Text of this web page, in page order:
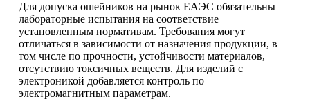
Для допуска ошейников на рынок ЕАЭС обязательны
лабораторные испытания на соответствие
установленным нормативам. Требования могут
отличаться в зависимости от назначения продукции, в
том числе по прочности, устойчивости материалов,
отсутствию токсичных веществ. Для изделий с
электроникой добавляется контроль по
электромагнитным параметрам.